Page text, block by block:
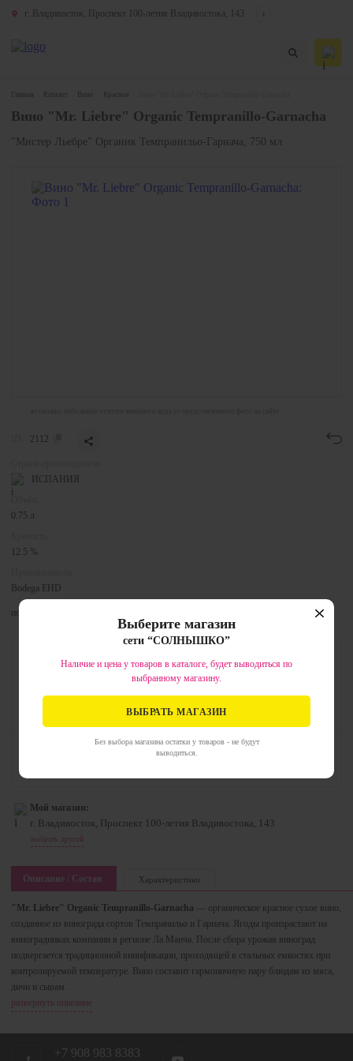
г. Владивосток, Проспект 100-летия Владивостока, 143
Главная Каталог Вино Красное
Вино "Mr. Liebre" Organic Tempranillo-Garnacha
"Мистер Льебре" Органик Темпранильо-Гарнача, 750 мл
2112
ИСПАНИЯ
0.75 л
12.5 %
Bodega EHD
показать все характеристики
998.99 ₽ 1 248.99₽
нет в наличии в магазине
Есть в наличии в магазине рядом
Мой магазин:
г. Владивосток, Проспект 100-летия Владивостока, 143
выбрать другой
Описание / Состав Характеристики
"Mr. Liebre" Organic Tempranillo-Garnacha
— органическое красное сухое вино,
созданное из винограда сортов Темпранильо и Гарнача. Ягоды произрастают на
виноградниках компании в регионе Ла Манча. После сбора урожая виноград
подвергается традиционной винификации, проходящей в стальных емкостях при
контролируемой температуре. Вино составит гармоничную пару блюдам из мяса,
дичи и сырам.
развернуть описание
+7 908 983 8383
Выберите магазин
сети “СОЛНЫШКО”
Наличие и цена у товаров в каталоге, будет выводиться по
выбранному магазину.
ВЫБРАТЬ МАГАЗИН
Без выбора магазина остатки у товаров - не будут
выводиться.